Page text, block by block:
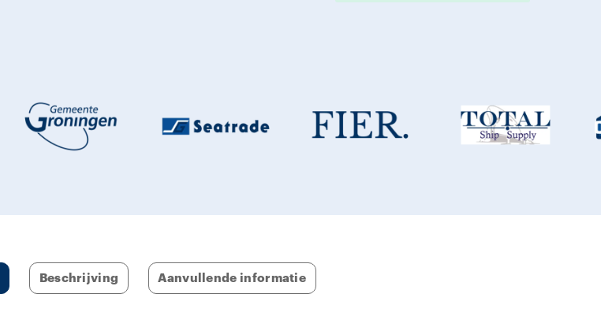
of kopjes koffie/thee! Het hout is
prachtig van kleur, warm! Je krijgt
er een slotje bij zodat niet
bij mij😊🥳
Beschrijving Aanvullende informatie